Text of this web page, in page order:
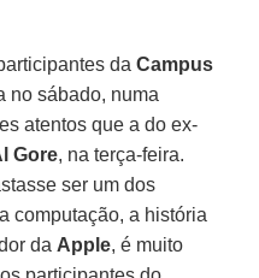
daCampus
no sábado, numa
atentos que a do ex-
Gore, na terça-feira.
ser um dos
computação, a história
da Apple, é muito